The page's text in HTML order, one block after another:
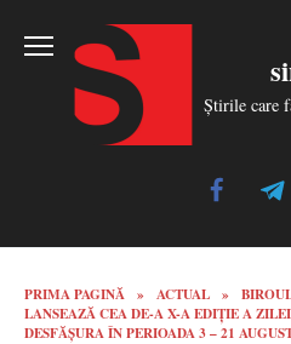
Știrile care
PRIMA PAGINĂ » ACTUAL »
LANSEAZĂ CEA DE-A X-A EDIȚIE A
DESFĂȘURA ÎN PERIOADA 3 – 21